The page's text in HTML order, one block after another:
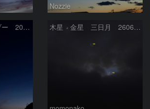
Nozzie
月と惑星のランデブー 2026/06/19 木星 金星 三日月 260618